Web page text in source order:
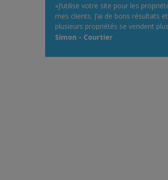
«J’utilise votre site pour les
mes clients. J’ai de bons résultats et
plusieurs propriétés se vendent plus
rapidement !»
Simon - Courtier